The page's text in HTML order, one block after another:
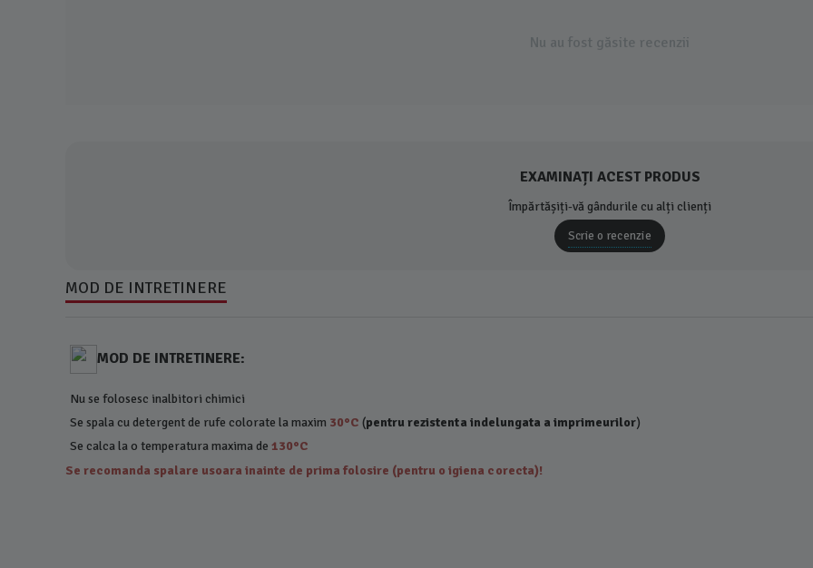
Nu au fost găsite recenzii
EXAMINAȚI ACEST PRODUS
Împărtășiți-vă gândurile cu alți clienți
Scrie o recenzie
MOD DE INTRETINERE
MOD DE INTRETINERE:
Nu se folosesc inalbitori chimici
Se spala cu detergent de rufe colorate la maxim 30°C (pentru rezistenta indelungata a imprimeurilor)
Se calca la o temperatura maxima de130°C
Se recomanda spalare usoara inainte de prima folosire (pentru o igiena corecta)!